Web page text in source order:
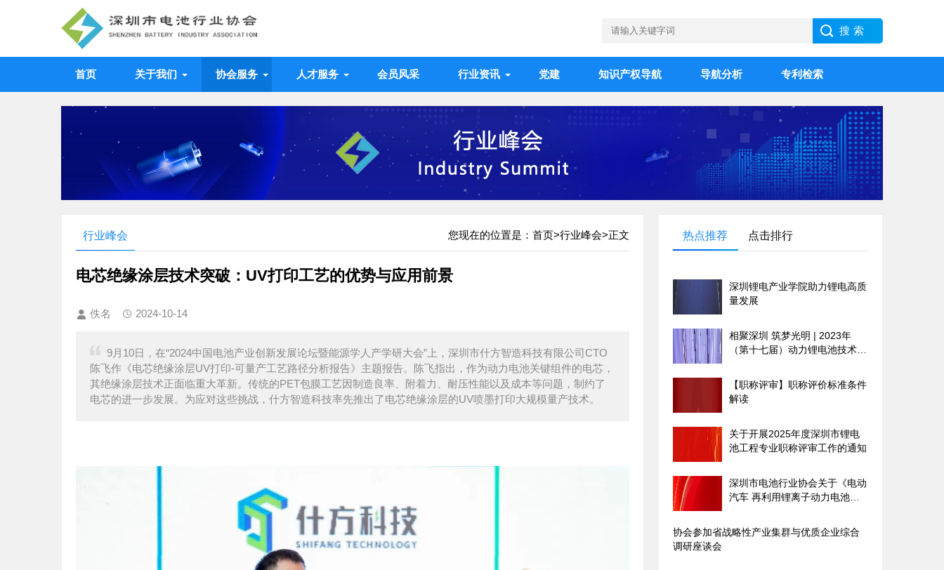
首页 关于我们 协会服务 人才服务 会员风采 行业资讯 党建 知识产权导航 导航分析 专利检索
您现在的位置是： 首页>行业峰会>正文
行业峰会
电芯绝缘涂层技术突破：UV打印工艺的优势与应用前景
佚名 2024-10-14
9月10日，在“2024中国电池产业创新发展论坛暨能源学人产学研大会”上，深圳市什方智造科技有限公司CTO
陈飞作《电芯绝缘涂层UV打印-可量产工艺路径分析报告》主题报告。陈飞指出，作为动力电池关键组件的电芯，
其绝缘涂层技术正面临重大革新。传统的PET包膜工艺因制造良率、附着力、耐压性能以及成本等问题，制约了
电芯的进一步发展。为应对这些挑战，什方智造科技率先推出了电芯绝缘涂层的UV喷墨打印大规模量产技术。
热点推荐 点击排行
深圳锂电产业学院助力锂电高质
量发展
相聚深圳 筑梦光明 | 2023年
（第十七届）动力锂电池技术及
【职称评审】职称评价标准条件
解读
关于开展2025年度深圳市锂电
池工程专业职称评审工作的通知
深圳市电池行业协会关于《电动
汽车 再利用锂离子动力电池设
协会参加省战略性产业集群与优质企业综合
调研座谈会